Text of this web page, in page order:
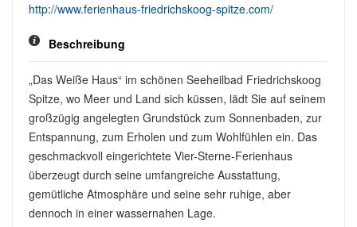
http://www.ferienhaus-friedrichskoog-spitze.com/
Beschreibung
„Das Weiße Haus“ im schönen Seeheilbad Friedrichskoog
Spitze, wo Meer und Land sich küssen, lädt Sie auf seinem
großzügig angelegten Grundstück zum Sonnenbaden, zur
Entspannung, zum Erholen und zum Wohlfühlen ein. Das
geschmackvoll eingerichtete Vier-Sterne-Ferienhaus
überzeugt durch seine umfangreiche Ausstattung,
gemütliche Atmosphäre und seine sehr ruhige, aber
dennoch in einer wassernahen Lage.